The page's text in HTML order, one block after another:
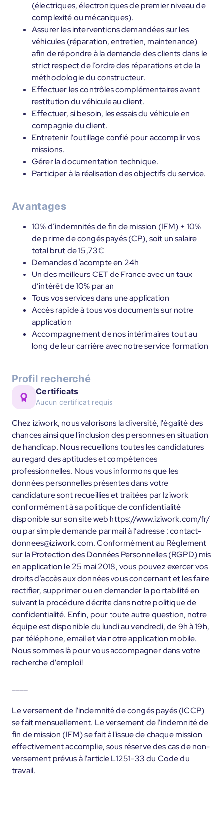
(électriques, électroniques de premier niveau de
complexité ou mécaniques).
Assurer les interventions demandées sur les
véhicules (réparation, entretien, maintenance)
afin de répondre à la demande des clients dans le
strict respect de l’ordre des réparations et de la
méthodologie du constructeur.
Effectuer les contrôles complémentaires avant
restitution du véhicule au client.
Effectuer, si besoin, les essais du véhicule en
compagnie du client.
Entretenir l'outillage confié pour accomplir vos
missions.
Gérer la documentation technique.
Participer à la réalisation des objectifs du service.
Avantages
10% d’indemnités de fin de mission (IFM) + 10%
de prime de congés payés (CP), soit un salaire
total brut de 15,73€
Demandes d’acompte en 24h
Un des meilleurs CET de France avec un taux
d’intérêt de 10% par an
Tous vos services dans une application
Accès rapide à tous vos documents sur notre
application
Accompagnement de nos intérimaires tout au
long de leur carrière avec notre service formation
Profil recherché
Certificats
Aucun certificat requis
Chez iziwork, nous valorisons la diversité, l'égalité des
chances ainsi que l'inclusion des personnes en situation
de handicap. Nous recueillons toutes les candidatures
au regard des aptitudes et compétences
professionnelles. Nous vous informons que les
données personnelles présentes dans votre
candidature sont recueillies et traitées par Iziwork
conformément à sa politique de confidentialité
disponible sur son site web https://www.iziwork.com/fr/
ou par simple demande par mail à l’adresse : contact-
donnees@iziwork.com. Conformément au Règlement
sur la Protection des Données Personnelles (RGPD) mis
en application le 25 mai 2018, vous pouvez exercer vos
droits d’accès aux données vous concernant et les faire
rectifier, supprimer ou en demander la portabilité en
suivant la procédure décrite dans notre politique de
confidentialité. Enfin, pour toute autre question, notre
équipe est disponible du lundi au vendredi, de 9h à 19h,
par téléphone, email et via notre application mobile.
Nous sommes là pour vous accompagner dans votre
recherche d'emploi!
Le versement de l'indemnité de congés payés (ICCP)
se fait mensuellement. Le versement de l'indemnité de
fin de mission (IFM) se fait à l'issue de chaque mission
effectivement accomplie, sous réserve des cas de non-
versement prévus à l'article L1251-33 du Code du
travail.